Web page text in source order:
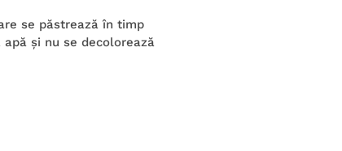
se păstrează în timp
şi nu se decolorează